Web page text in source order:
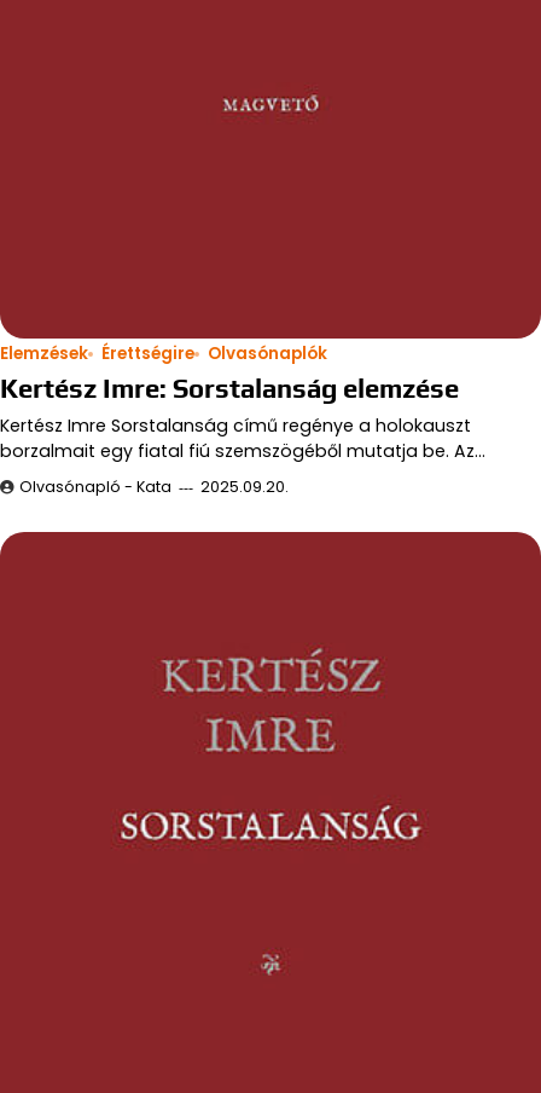
Elemzések Érettségire Olvasónaplók
Kertész Imre: Sorstalanság elemzése
Kertész Imre Sorstalanság című regénye a holokauszt
borzalmait egy fiatal fiú szemszögéből mutatja be. Az…
Olvasónapló - Kata 2025.09.20.